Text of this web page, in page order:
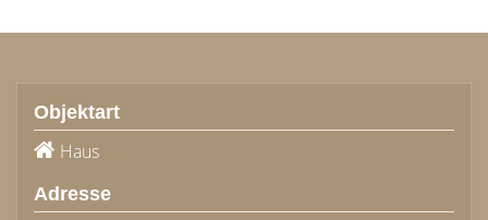
Objektart
Haus
Adresse